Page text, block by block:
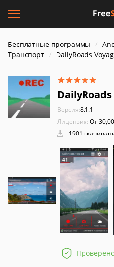
Бесплатные программы
Транспорт
DailyRoads
Версия:8.1.1
Лицензия: От
1901